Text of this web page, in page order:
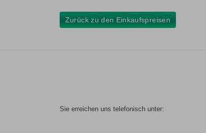
Zurück zu den Einkaufspreisen
Sie erreichen uns telefonisch unter: